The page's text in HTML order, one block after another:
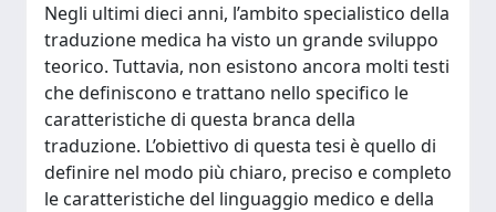
Negli ultimi dieci anni, l’ambito specialistico della
traduzione medica ha visto un grande sviluppo
teorico. Tuttavia, non esistono ancora molti testi
che definiscono e trattano nello specifico le
caratteristiche di questa branca della
traduzione. L’obiettivo di questa tesi è quello di
definire nel modo più chiaro, preciso e completo
le caratteristiche del linguaggio medico e della